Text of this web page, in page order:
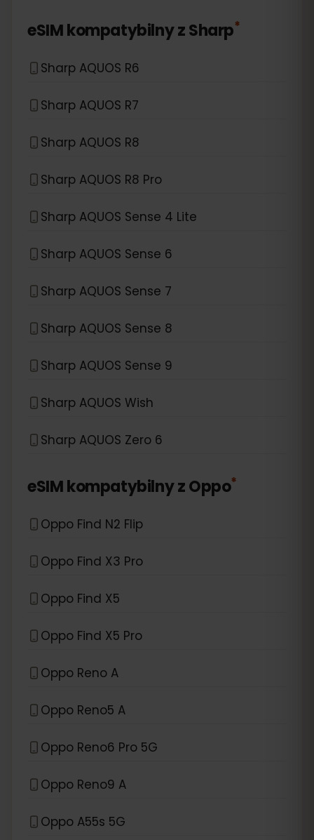
eSIM kompatybilny zSharp*
Sharp AQUOS R6
Sharp AQUOS R7
Sharp AQUOS R8
Sharp AQUOS R8 Pro
Sharp AQUOS Sense 4 Lite
Sharp AQUOS Sense 6
Sharp AQUOS Sense 7
Sharp AQUOS Sense 8
Sharp AQUOS Sense 9
Sharp AQUOS Wish
Sharp AQUOS Zero 6
eSIM kompatybilny zOppo*
Oppo Find N2 Flip
Oppo Find X3 Pro
Oppo Find X5
Oppo Find X5 Pro
Oppo Reno A
Oppo Reno5 A
Oppo Reno6 Pro 5G
Oppo Reno9 A
Oppo A55s 5G